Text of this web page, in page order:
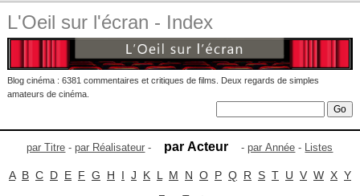
L'Oeil sur l'écran - Index
Blog cinéma : 6381 commentaires et critiques de films. Deux regards de simples
amateurs de cinéma.
par Titre -par Réalisateur - par Acteur -par Année - Listes
A B C D E F G H I J K L M N O P Q R S T U V W X Y